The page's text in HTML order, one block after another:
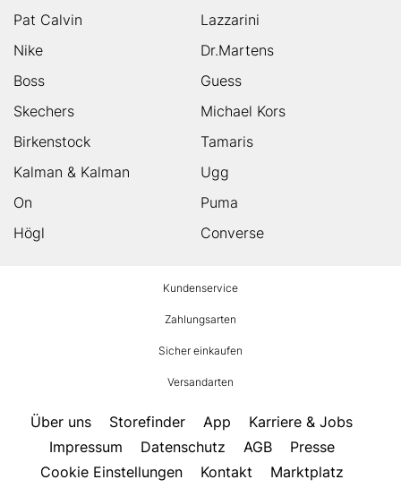
Pat Calvin
Lazzarini
Nike
Dr.Martens
Boss
Guess
Skechers
Michael Kors
Birkenstock
Tamaris
Kalman & Kalman
Ugg
On
Puma
Högl
Converse
Kundenservice
Zahlungsarten
Sicher einkaufen
Versandarten
Über uns Storefinder App
Karriere & Jobs
Impressum
Datenschutz AGB
Presse
Cookie Einstellungen
Kontakt Marktplatz